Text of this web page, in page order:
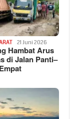
21 Juni 2026
Hambat Arus
di Jalan Panti–